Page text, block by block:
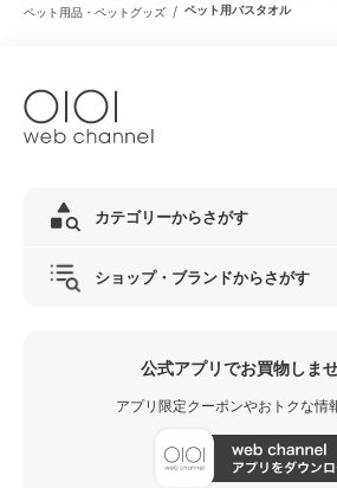
ペット用品・ペットグッズ / ペット用バスタオル
カテゴリーからさがす
ショップ・ブランドからさがす
公式アプリでお買物しま
アプリ限定クーポンやおトクな情